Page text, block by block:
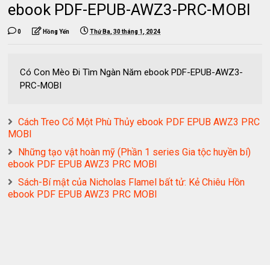
ebook PDF-EPUB-AWZ3-PRC-MOBI
0 Hồng Yến Thứ Ba, 30 tháng 1, 2024
Có Con Mèo Đi Tìm Ngàn Năm ebook PDF-EPUB-AWZ3-
PRC-MOBI
Cách Treo Cổ Một Phù Thủy ebook PDF EPUB AWZ3 PRC
MOBI
Những tạo vật hoàn mỹ (Phần 1 series Gia tộc huyền bí)
ebook PDF EPUB AWZ3 PRC MOBI
Sách-Bí mật của Nicholas Flamel bất tử: Kẻ Chiêu Hồn
ebook PDF EPUB AWZ3 PRC MOBI